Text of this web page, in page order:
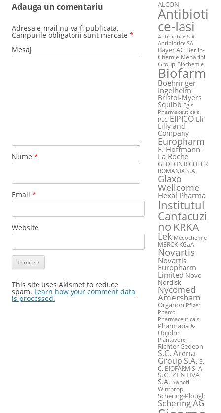
Adauga un comentariu
Adresa e-mail nu va fi publicata.
Campurile obligatorii sunt marcate *
Mesaj
Nume *
Email *
Website
This site uses Akismet to reduce
spam. Learn how your comment data
is processed.
ALCON
Antibioti
ce-Iasi
Antibiotice S.A.
Antibiotice SA
Bayer AG Berlin-
Chemie Menarini
Group Biochemie
Biofarm
Boehringer
Ingelheim
Bristol-Myers
Squibb Egis
Pharmaceuticals
PLC EIPICO Eli
Lilly and
Company
Europharm
F. Hoffmann-
La Roche
GEDEON RICHTER
ROMANIA S.A.
Glaxo
Wellcome
Hexal Pharma
Institutul
Cantacuzi
no KRKA
Lek Medochemie
MERCK KGaA
Novartis
Novartis
Europharm
Limited Novo
Nordisk
Nycomed
Amersham
Organon Pfizer
Pharco
Pharmaceuticals
Pharmacia &
Upjohn
Plantavorel
Richter Gedeon
S.C. Arena
Group S.A. S.
C. BIOFARM S. A.
S.C. ZENTIVA
S.A. Sanofi
Winthrop
Schering-Plough
Schering AG